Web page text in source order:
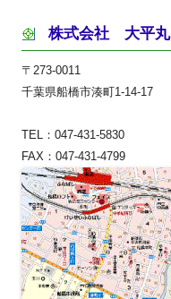
株式会社 大平丸
〒273-0011
千葉県船橋市湊町1-14-17
TEL：047-431-5830
FAX：047-431-4799